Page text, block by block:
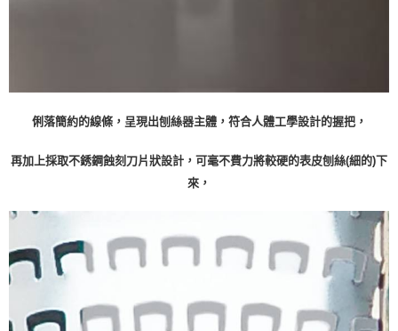
俐落簡約的線條，呈現出刨絲器主體，符合人體工學設計的握把，
再加上採取不銹鋼蝕刻刀片狀設計，可毫不費力將較硬的表皮刨絲(細的)下
來，